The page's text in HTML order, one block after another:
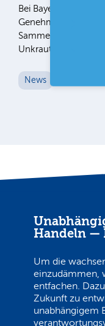
Bei Bayer verzögert
Genehmigung des
Sammelvergleichs
Unkrautvernichter…
News
Handeln —
Um die
einzudämmen,
entfachen.
Zukunft zu
unabhängigem